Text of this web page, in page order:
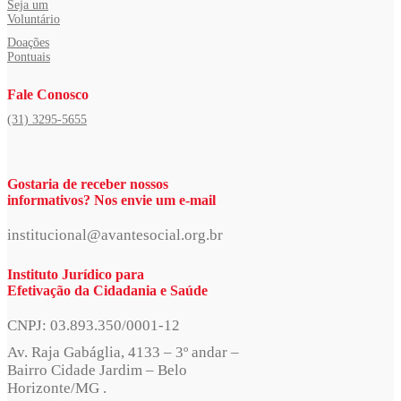
Seja um
Voluntário
Doações
Pontuais
Fale Conosco
(31) 3295-5655
Gostaria de receber nossos
informativos? Nos envie um e-mail
institucional@avantesocial.org.br
Instituto Jurídico para
Efetivação da Cidadania e Saúde
CNPJ: 03.893.350/0001-12
Av. Raja Gabáglia, 4133 – 3º andar –
Bairro Cidade Jardim – Belo
Horizonte/MG .